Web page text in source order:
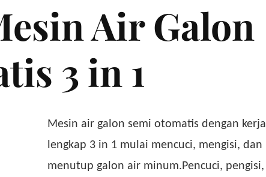
Air Galon
3 in 1
Mesin air galon semi otomatis dengan kerja
lengkap 3 in 1 mulai mencuci, mengisi, dan
menutup galon air minum.Pencuci, pengisi,